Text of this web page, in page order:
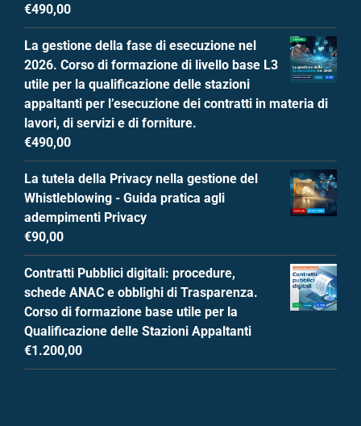
€490,00
La gestione della fase di esecuzione nel
2026. Corso di formazione di livello base L3
utile per la qualificazione delle stazioni
appaltanti per l’esecuzione dei contratti in materia di
lavori, di servizi e di forniture.
€490,00
La tutela della Privacy nella gestione del
Whistleblowing - Guida pratica agli
adempimenti Privacy
€90,00
Contratti Pubblici digitali: procedure,
schede ANAC e obblighi di Trasparenza.
Corso di formazione base utile per la
Qualificazione delle Stazioni Appaltanti
€1.200,00